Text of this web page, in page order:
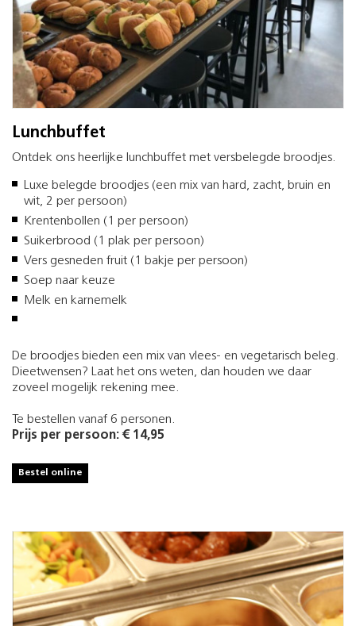
Lunchbuffet
Ontdek ons heerlijke lunchbuffet met versbelegde broodjes.
Luxe belegde broodjes (een mix van hard, zacht, bruin en
wit, 2 per persoon)
Krentenbollen (1 per persoon)
Suikerbrood (1 plak per persoon)
Vers gesneden fruit (1 bakje per persoon)
Soep naar keuze
Melk en karnemelk
De broodjes bieden een mix van vlees- en vegetarisch beleg.
Dieetwensen? Laat het ons weten, dan houden we daar
zoveel mogelijk rekening mee.
Te bestellen vanaf 6 personen.
Prijs per persoon: € 14,95
Bestel online